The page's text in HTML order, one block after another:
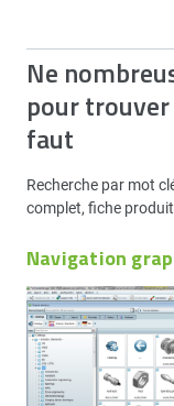
Ne
pour
faut
Recherche par mot
complet, fiche
Navigation